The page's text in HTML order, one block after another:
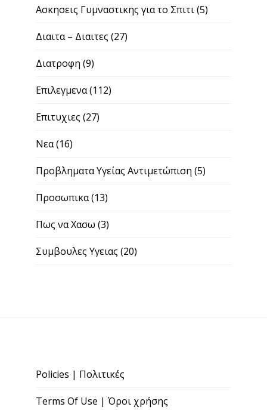
Ασκησεις Γυμναστικης για το Σπιτι(5)
Διαιτα – Διαιτες (27)
Διατροφη (9)
Επιλεγμενα(112)
Επιτυχιες (27)
Νεα(16)
Προβληματα Υγείας Αντιμετώπιση (5)
Προσωπικα(13)
Πως να Χασω (3)
Συμβουλες Υγειας (20)
Policies | Πολιτικές
Terms Of Use | Όροι χρήσης